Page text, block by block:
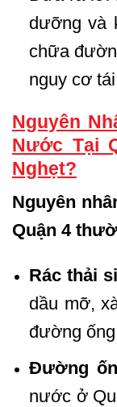
dưỡng và
chữa
nguy cơ
Nguyên
Nước Tại
Nghẹt?
Nguyên
Quận 4
Rác thải
dầu mỡ,
đường
Đường
nước ở